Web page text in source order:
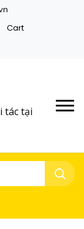
Cart
tác tại